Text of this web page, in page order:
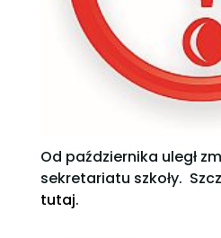
Od października uległ
sekretariatu szkoły.
tutaj.